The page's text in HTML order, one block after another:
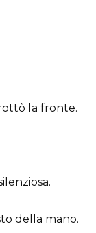
la fronte.
della mano.